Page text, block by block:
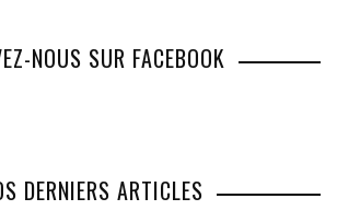
NOUS SUR FACEBOOK
DERNIERS ARTICLES